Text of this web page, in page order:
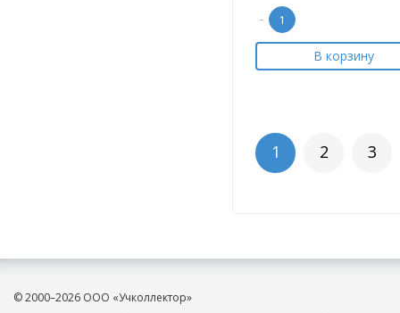
-
В корзину
1 2 3
© 2000–2026 ООО «Учколлектор»